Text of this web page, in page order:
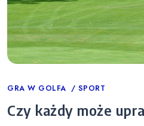
Categories
GRA W GOLFA SPORT
Czy każdy może